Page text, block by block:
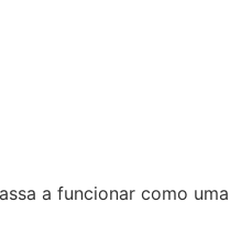
a funcionar como uma